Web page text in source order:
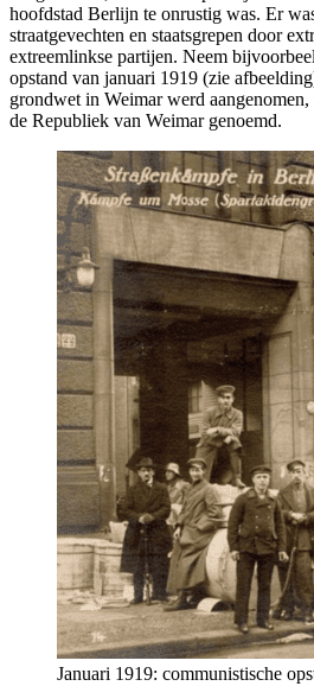
hoofdstad Berlijn te onrustig was. Er
straatgevechten en staatsgrepen door
extreemlinkse partijen. Neem
opstand van januari 1919 (zie
grondwet in Weimar werd
de Republiek van Weimar genoemd.
Januari 1919: communistische